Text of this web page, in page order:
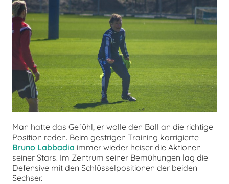
Man hatte das Gefühl, er wolle den Ball an die richtige
Position reden. Beim gestrigen Training korrigierte
Bruno Labbadia immer wieder heiser die Aktionen
seiner Stars. Im Zentrum seiner Bemühungen lag die
Defensive mit den Schlüsselpositionen der beiden
Sechser.